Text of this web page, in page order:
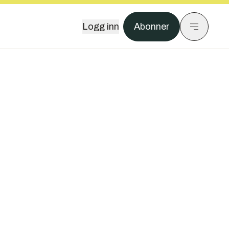
Logg inn Abonner